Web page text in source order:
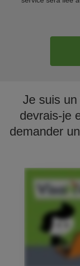
Je suis
devrais-je
demander